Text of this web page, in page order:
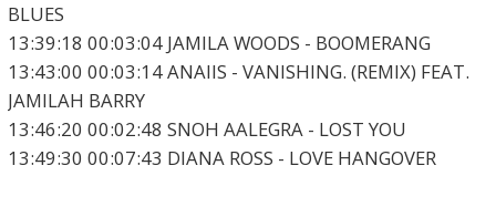
BLUES
13:39:18 00:03:04 JAMILA WOODS - BOOMERANG
13:43:00 00:03:14 ANAIIS - VANISHING. (REMIX) FEAT.
JAMILAH BARRY
13:46:20 00:02:48 SNOH AALEGRA - LOST YOU
13:49:30 00:07:43 DIANA ROSS - LOVE HANGOVER